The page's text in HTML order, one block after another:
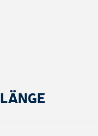
LÄNGE